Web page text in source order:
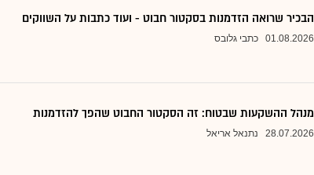
הבכיר שרואה הזדמנות בסקטור חבוט - ועוד כתבות על השווקים
01.08.2026 כתבי גלובס
מנהל ההשקעות שבטוח: זה הסקטור החבוט שהפך להזדמנות
28.07.2026 נתנאל אריאל